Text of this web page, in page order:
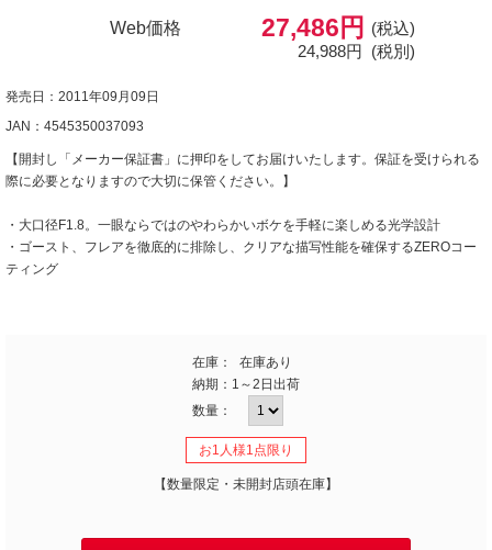
Web価格 27,486円
(税込)
24,988円 (税別)
発売日：2011年09月09日
JAN：4545350037093
【開封し「メーカー保証書」に押印をしてお届けいたします。保証を受けられる
際に必要となりますので大切に保管ください。】
・大口径F1.8。一眼ならではのやわらかいボケを手軽に楽しめる光学設計
・ゴースト、フレアを徹底的に排除し、クリアな描写性能を確保するZEROコー
ティング
在庫：
在庫あり
納期： 1～2日出荷
数量：
お1人様1点限り
【数量限定・未開封店頭在庫】